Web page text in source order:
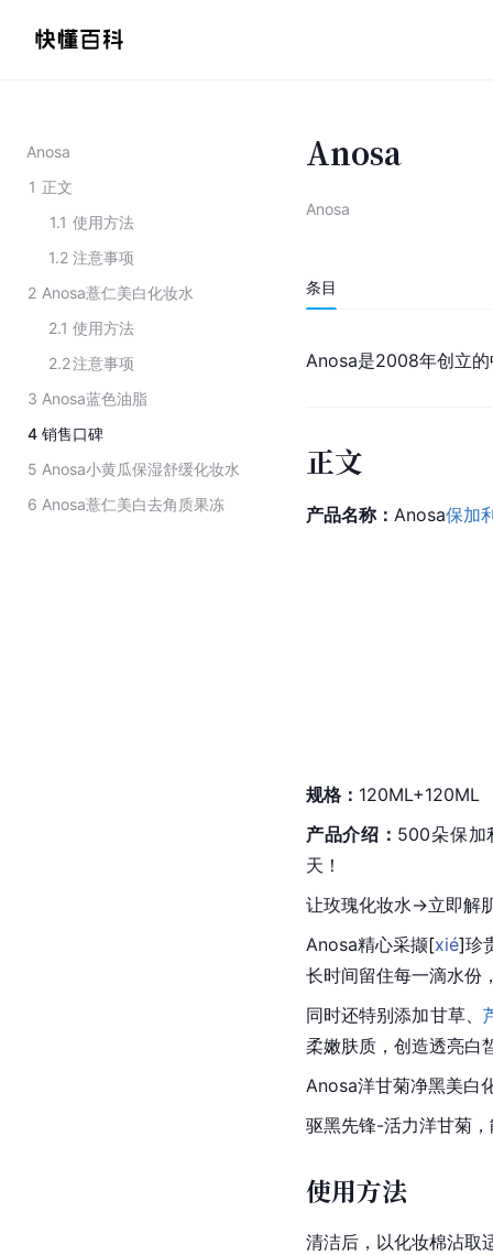
Anosa
1 正文
1.1 使用方法
1.2 注意事项
2 Anosa薏仁美白化妆水
2.1 使用方法
2.2注意事项
3 Anosa蓝色油脂
4 销售口碑
5 Anosa小黄瓜保湿舒缓化妆水
6 Anosa薏仁美白去角质果冻
Anosa
Anosa
条目
Anosa是2008年创立
正文
产品名称： Anosa保加
规格： 120ML+120ML
产品介绍： 500朵保加
天！
让玫瑰化妆水→立即解
Anosa精心采撷[xié]珍
长时间留住每一滴水份
同时还特别添加甘草、
柔嫩肤质，创造透亮白
Anosa洋甘菊净黑美白
驱黑先锋-活力洋甘菊
使用方法
清洁后，以化妆棉沾取